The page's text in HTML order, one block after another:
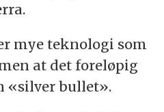
EU, Japan, Tyskland,
Canada, Østerrike,
samt ulike FN-
Howard Buffett
mye teknologi som
at det foreløpig
«silver bullet».